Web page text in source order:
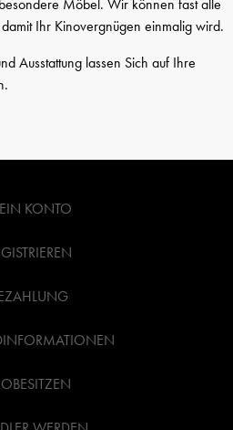
Möbel. Wir können fast alle
Ihr Kinovergnügen einmalig wird.
Ausstattung lassen Sich auf Ihre
KONTO